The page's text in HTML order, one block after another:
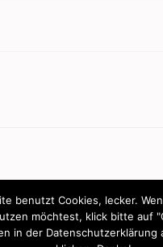
benutzt Cookies, lecker.
möchtest, klick bitte auf
in der Datenschutzerklärung